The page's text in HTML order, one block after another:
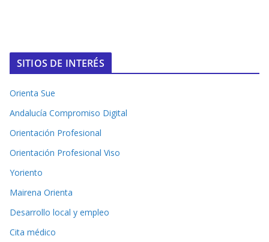
SITIOS DE INTERÉS
Orienta Sue
Andalucía Compromiso Digital
Orientación Profesional
Orientación Profesional Viso
Yoriento
Mairena Orienta
Desarrollo local y empleo
Cita médico